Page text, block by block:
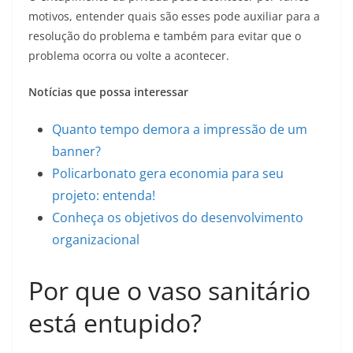
motivos, entender quais são esses pode auxiliar para a
resolução do problema e também para evitar que o
problema ocorra ou volte a acontecer.
Notícias que possa interessar
Quanto tempo demora a impressão de um
banner?
Policarbonato gera economia para seu
projeto: entenda!
Conheça os objetivos do desenvolvimento
organizacional
Por que o vaso sanitário
está entupido?